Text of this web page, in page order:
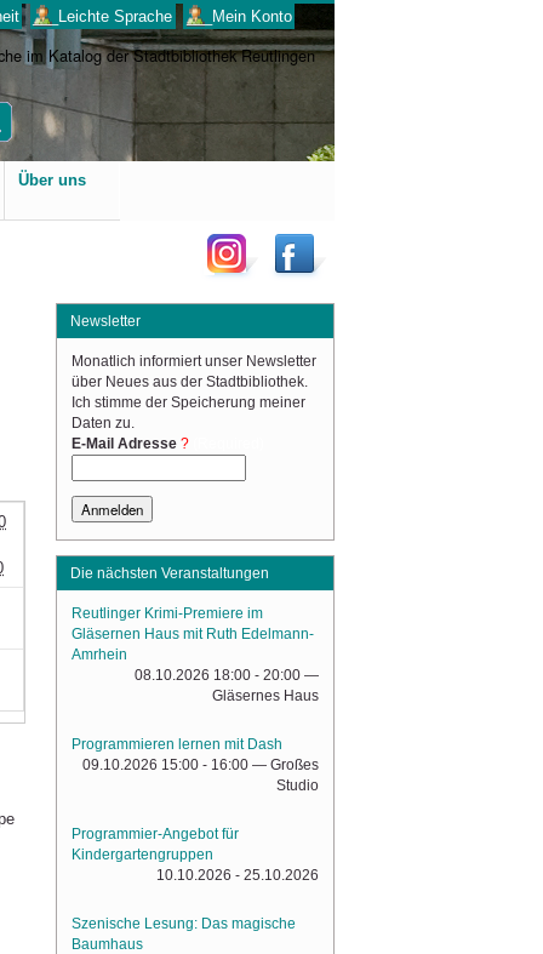
___Leichte Sprache ___Mein Konto
Über uns
Newsletter
Monatlich informiert unser Newsletter
über Neues aus der Stadtbibliothek.
Ich stimme der Speicherung meiner
Daten zu.
E-Mail Adresse
Die nächsten Veranstaltungen
Reutlinger Krimi-Premiere im
Gläsernen Haus mit Ruth Edelmann-
Amrhein
08.10.2026 18:00 - 20:00 —
Gläsernes Haus
Programmieren lernen mit Dash
09.10.2026 15:00 - 16:00 — Großes
Studio
Programmier-Angebot für
Kindergartengruppen
10.10.2026 - 25.10.2026
Szenische Lesung: Das magische
Baumhaus